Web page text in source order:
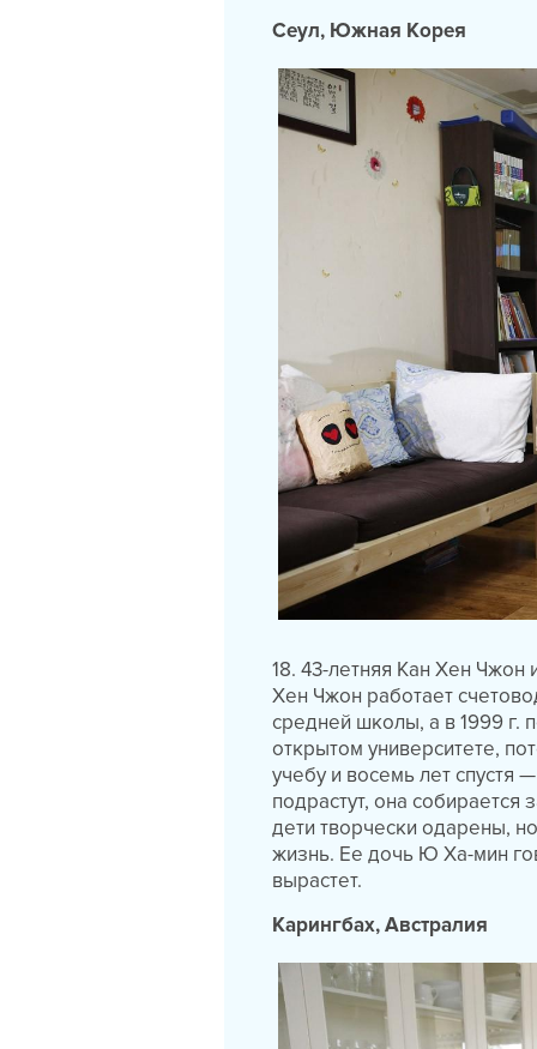
Сеул, Южная Корея
18. 43-летняя Кан Хен Чжон
Хен Чжон работает
средней школы, а в 1999 г.
открытом университете,
учебу и восемь лет спустя
подрастут, она собирается
дети творчески одарены,
жизнь. Ее дочь Ю Ха-мин
вырастет.
Карингбах, Австралия